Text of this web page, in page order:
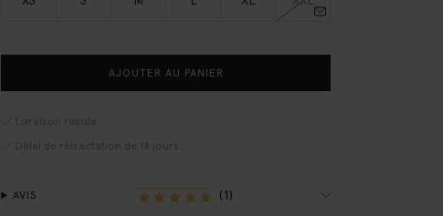
AJOUTER AU PANIER
Livraison rapide
Délai de rétractation de 14 jours
AVIS (1)